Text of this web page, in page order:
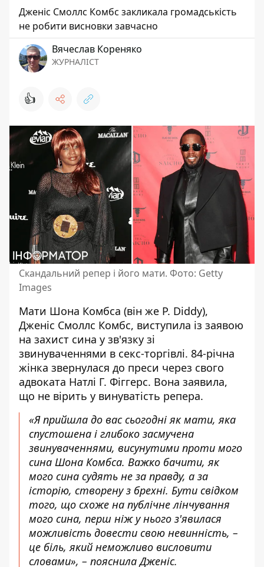
Дженіс Смоллс Комбс закликала громадськість
не робити висновки завчасно
Вячеслав Кореняко
ЖУРНАЛІСТ
👍
Скандальний репер і його мати. Фото: Getty
Images
Мати Шона Комбса (він же P. Diddy),
Дженіс Смоллс Комбс, виступила із заявою
на захист сина у зв'язку зі
звинуваченнями в секс-торгівлі. 84-річна
жінка звернулася до преси через свого
адвоката Натлі Г. Фіггерс. Вона заявила,
що не вірить у винуватість репера.
«Я прийшла до вас сьогодні як мати, яка
спустошена і глибоко засмучена
звинуваченнями, висунутими проти мого
сина Шона Комбса. Важко бачити, як
мого сина судять не за правду, а за
історію, створену з брехні. Бути свідком
того, що схоже на публічне лінчування
мого сина, перш ніж у нього з'явилася
можливість довести свою невинність, –
це біль, який неможливо висловити
словами», – пояснила Дженіс.